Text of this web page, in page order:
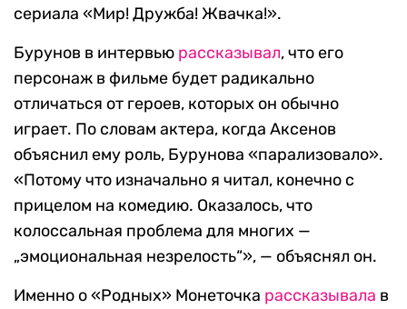
сериала «Мир! Дружба! Жвачка!».
Бурунов в интервью рассказывал, что его
персонаж в фильме будет радикально
отличаться от героев, которых он обычно
играет. По словам актера, когда Аксенов
объяснил ему роль, Бурунова «парализовало».
«Потому что изначально я читал, конечно с
прицелом на комедию. Оказалось, что
колоссальная проблема для многих —
„эмоциональная незрелость“», — объяснял он.
Именно о «Родных» Монеточка рассказывала в